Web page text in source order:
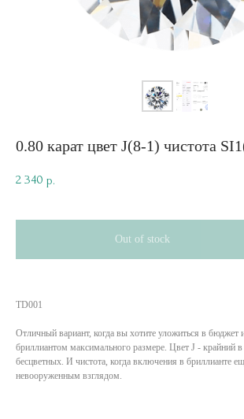
0.80 карат цвет J(8-1) чистота
2 340 р.
Out of stock
TD001
Отличный вариант, когда вы хотите уложиться в бюджет
бриллиантом максимального размере. Цвет J - крайний в
бесцветных. И чистота, когда включения в бриллианте
невооруженным взглядом.